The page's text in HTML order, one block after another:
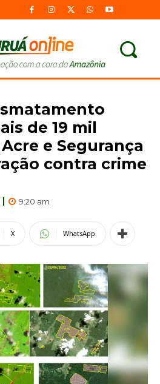
de 19 mil
e Segurança
contra crime
9:20 am
X WhatsApp